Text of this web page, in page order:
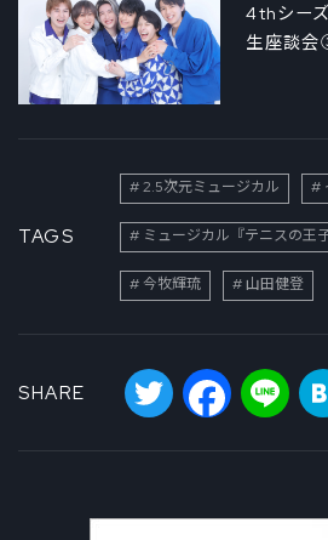
4thシーズ
生座談
TAGS
2.5次元ミュージカル
ミュージカル『テニスの王
今牧輝琉 山田健登
SHARE
Twitter Facebook
Line